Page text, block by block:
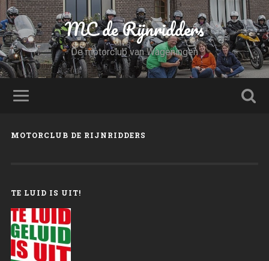
MC de Rijnridders
De motorclub van Wageningen
MOTORCLUB DE RIJNRIDDERS
TE LUID IS UIT!